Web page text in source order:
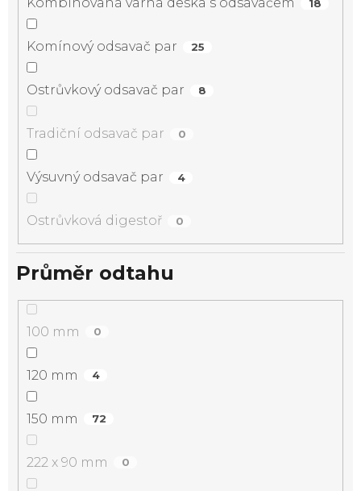
18
Komínový odsavač par 25
Ostrůvkový odsavač par 8
Tradiční odsavač par 0
Výsuvný odsavač par 4
Ostrůvková digestoř 0
Průměr odtahu
100 mm 0
120 mm 4
150 mm 72
222 x 90 mm 0